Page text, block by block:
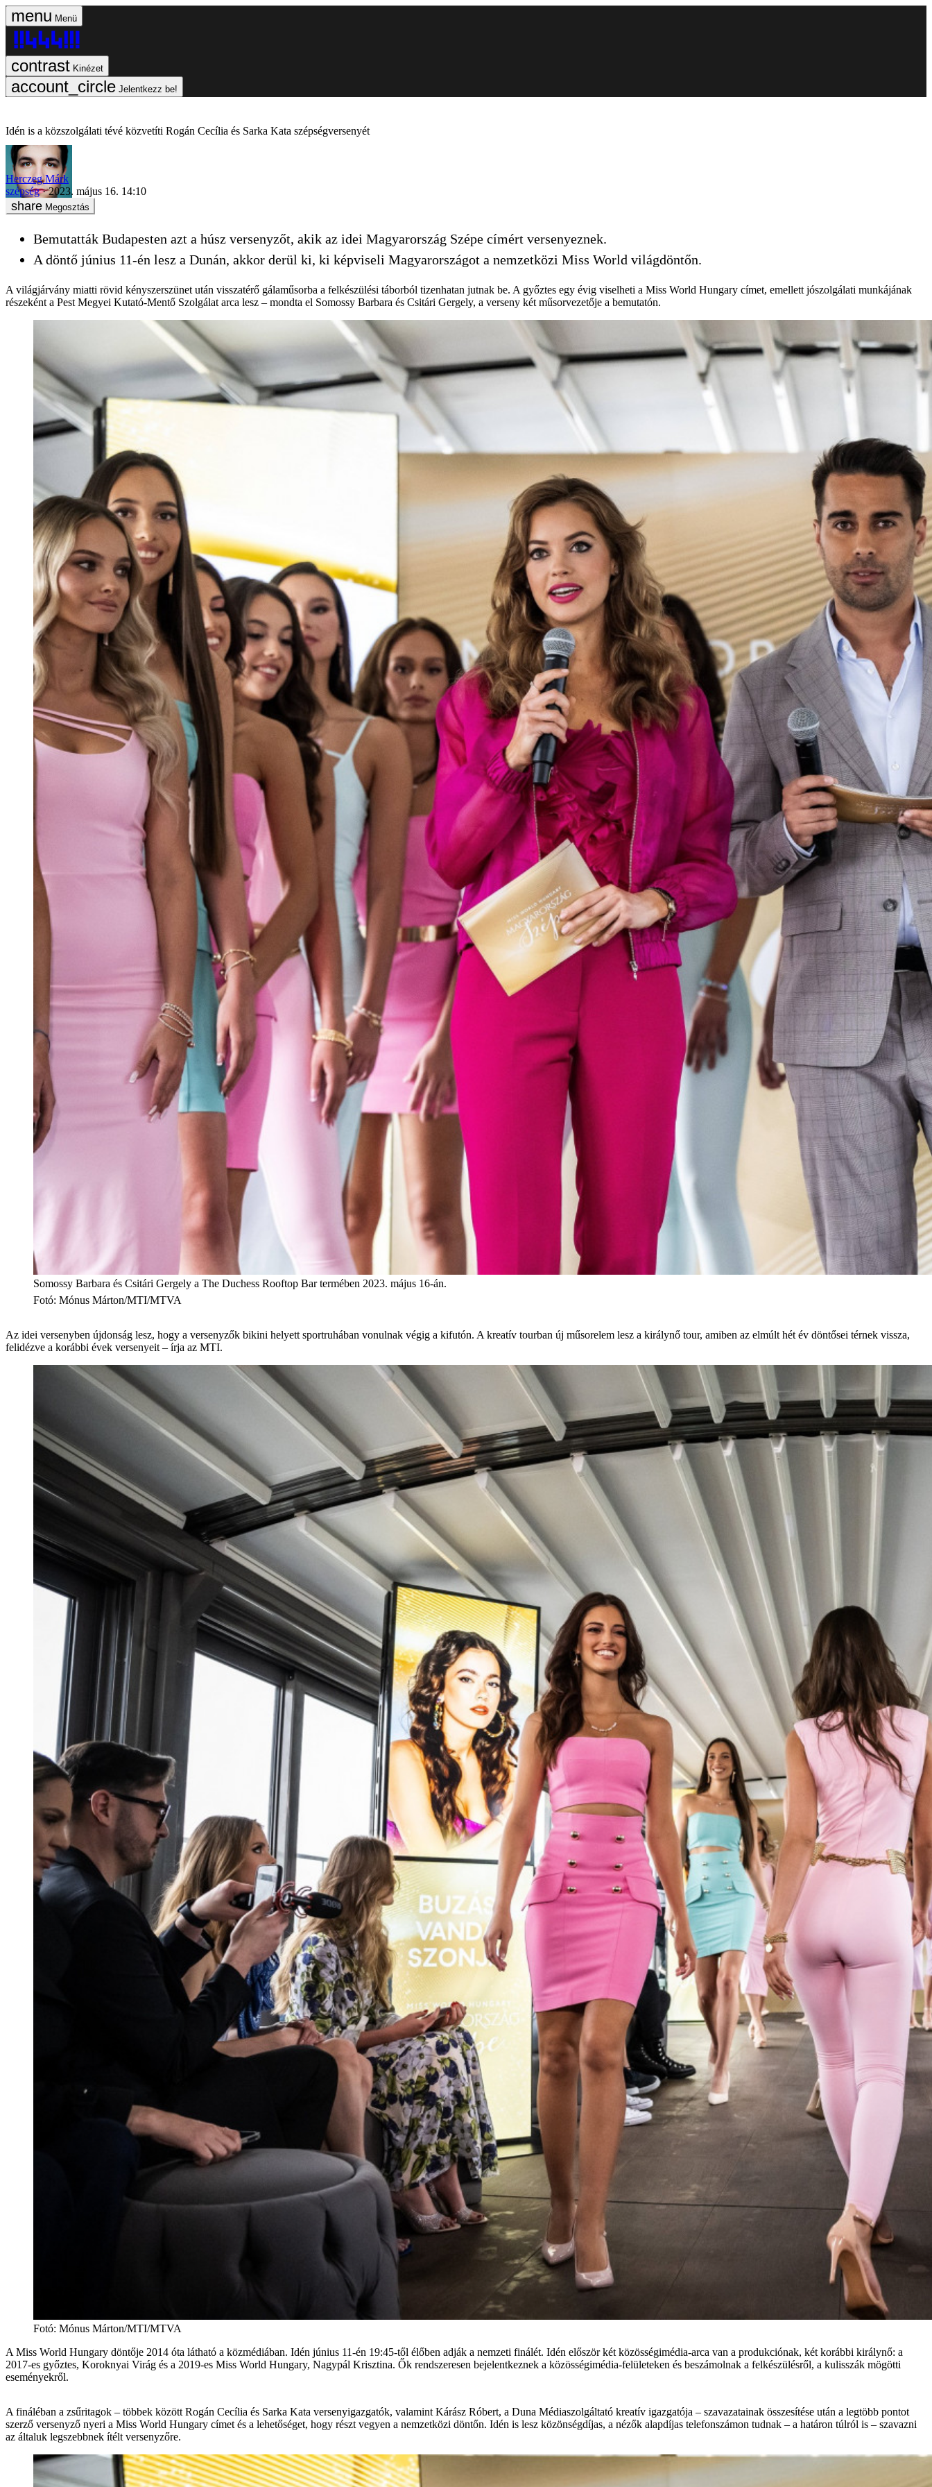
Menü
Kinézet
Jelentkezz be!
Idén is a közszolgálati tévé közvetíti Rogán Cecília és Sarka Kata szépségversenyét
Herczeg Márk
szépség
2023. május 16. 14:10
Megosztás
Bemutatták Budapesten azt a húsz versenyzőt, akik az idei Magyarország Szépe címért versenyeznek.
A döntő június 11-én lesz a Dunán, akkor derül ki, ki képviseli Magyarországot a nemzetközi Miss World világdöntőn.
A világjárvány miatti rövid kényszerszünet után visszatérő gálaműsorba a felkészülési táborból tizenhatan jutnak be. A győztes egy évig viselheti a Miss World Hungary címet, emellett jószolgálati munkájának
részeként a Pest Megyei Kutató-Mentő Szolgálat arca lesz – mondta el Somossy Barbara és Csitári Gergely, a verseny két műsorvezetője a bemutatón.
Somossy Barbara és Csitári Gergely a The Duchess Rooftop Bar termében 2023. május 16-án.
Fotó: Mónus Márton/MTI/MTVA
Az idei versenyben újdonság lesz, hogy a versenyzők bikini helyett sportruhában vonulnak végig a kifutón. A kreatív tourban új műsorelem lesz a királynő tour, amiben az elmúlt hét év döntősei térnek vissza,
felidézve a korábbi évek versenyeit – írja az MTI.
Fotó: Mónus Márton/MTI/MTVA
A Miss World Hungary döntője 2014 óta látható a közmédiában. Idén június 11-én 19:45-től élőben adják a nemzeti finálét. Idén először két közösségimédia-arca van a produkciónak, két korábbi királynő: a
2017-es győztes, Koroknyai Virág és a 2019-es Miss World Hungary, Nagypál Krisztina. Ők rendszeresen bejelentkeznek a közösségimédia-felületeken és beszámolnak a felkészülésről, a kulisszák mögötti
eseményekről.
A fináléban a zsűritagok – többek között Rogán Cecília és Sarka Kata versenyigazgatók, valamint Kárász Róbert, a Duna Médiaszolgáltató kreatív igazgatója – szavazatainak összesítése után a legtöbb pontot
szerző versenyző nyeri a Miss World Hungary címet és a lehetőséget, hogy részt vegyen a nemzetközi döntőn. Idén is lesz közönségdíjas, a nézők alapdíjas telefonszámon tudnak – a határon túlról is – szavazni
az általuk legszebbnek ítélt versenyzőre.